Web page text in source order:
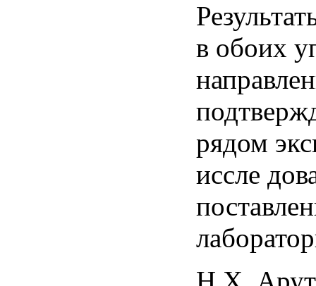
в обоих
рядом
иссле